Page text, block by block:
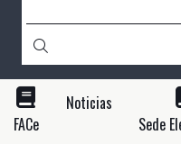
FACe
Noticias
Sede